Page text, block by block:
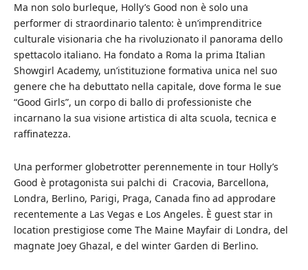
Ma non solo burleque, Holly’s Good non è solo una
performer di straordinario talento: è un’imprenditrice
culturale visionaria che ha rivoluzionato il panorama dello
spettacolo italiano. Ha fondato a Roma la prima Italian
Showgirl Academy, un’istituzione formativa unica nel suo
genere che ha debuttato nella capitale, dove forma le sue
“Good Girls”, un corpo di ballo di professioniste che
incarnano la sua visione artistica di alta scuola, tecnica e
raffinatezza.
Una performer globetrotter perennemente in tour Holly’s
Good è protagonista sui palchi di Cracovia, Barcellona,
Londra, Berlino, Parigi, Praga, Canada fino ad approdare
recentemente a Las Vegas e Los Angeles. È guest star in
location prestigiose come The Maine Mayfair di Londra, del
magnate Joey Ghazal, e del winter Garden di Berlino.